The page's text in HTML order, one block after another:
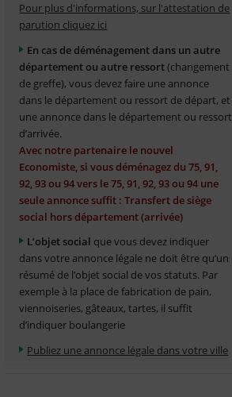
Pour plus d'informations, sur l'attestation de
parution cliquez ici
En cas de déménagement dans un autre
département ou autre ressort(changement
de greffe), vous devez faire une annonce
dans le département ou ressort de départ, et
une annonce dans le département ou ressort
d’arrivée.
Avec notre partenaire le nouvel
Economiste, si vous déménagez du 75, 91,
92, 93 ou 94 vers le 75, 91, 92, 93 ou 94 une
seule annonce suffit : Transfert de siège
social hors département (arrivée)
L’objet social que vous devez indiquer
dans votre annonce légale ne doit être qu’un
résumé de l’objet social de vos statuts. Par
exemple à la place de fabrication de pain,
viennoiseries, gâteaux, tartes, il suffit
d’indiquer boulangerie
Publiez une annonce légale dans votre ville